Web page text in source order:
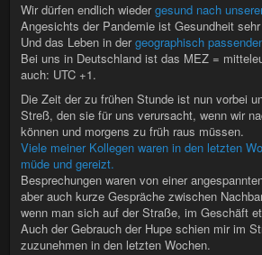
Wir dürfen endlich wiedergesund nach
Angesichts der Pandemie ist Gesundheit
Und das Leben in dergeographisch
Bei uns in Deutschland ist das MEZ =
auch: UTC +1.
Die Zeit der zu frühen Stunde ist nun vorbei
Streß, den sie für uns verursacht, wenn wir
können und morgens zu früh raus müssen.
Viele meiner Kollegen waren in den letzten
müde und gereizt.
Besprechungen waren von einer
aber auch kurze Gespräche zwischen
wenn man sich auf der Straße, im Geschäft
Auch der Gebrauch der Hupe schien mir im
zuzunehmen in den letzten Wochen.